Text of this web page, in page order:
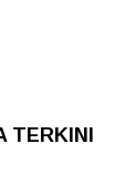
TERKINI